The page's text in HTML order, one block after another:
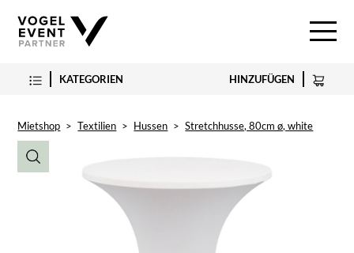
KATEGORIEN HINZUFÜGEN
Mietshop > Textilien > Hussen > Stretchhusse, 80cm ø, white